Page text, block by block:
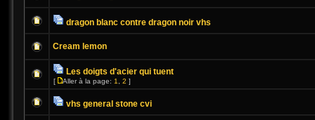
dragon blanc contre dragon noir vhs
Cream lemon
Les doigts d'acier qui tuent
[ Aller à la page: 1 2 ]
vhs general stone cvi